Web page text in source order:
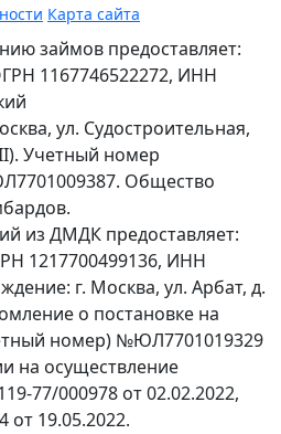
Карта сайта
займов предоставляет:
1167746522272, ИНН
ул. Судостроительная,
Учетный номер
Общество
из ДМДК предоставляет:
1217700499136, ИНН
г. Москва, ул. Арбат, д.
о постановке на
номер) №ЮЛ7701019329
на осуществление
77/000978 от 02.02.2022,
от 19.05.2022.